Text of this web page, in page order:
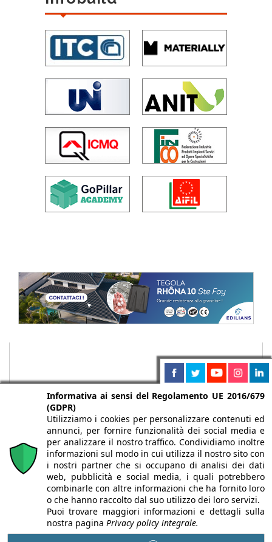
Chi siamo Autori Per la tua pubblicità
Iscriviti alla
newsletter
Informativa ai sensi del Regolamento UE 2016/679
(GDPR)
Utilizziamo i cookies per personalizzare contenuti ed
annunci, per fornire funzionalità dei social media e
per analizzare il nostro traffico. Condividiamo inoltre
informazioni sul modo in cui utilizza il nostro sito con
i nostri partner che si occupano di analisi dei dati
web, pubblicità e social media, i quali potrebbero
combinarle con altre informazioni che ha fornito loro
o che hanno raccolto dal suo utilizzo dei loro servizi.
Puoi trovare maggiori informazioni e dettagli sulla
nostra pagina Privacy policy integrale.